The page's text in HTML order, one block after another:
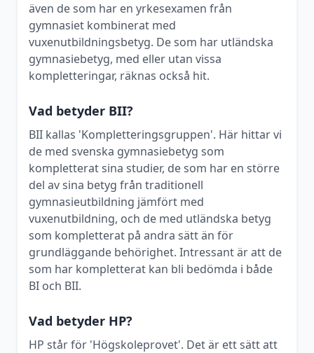
även de som har en yrkesexamen från
gymnasiet kombinerat med
vuxenutbildningsbetyg. De som har utländska
gymnasiebetyg, med eller utan vissa
kompletteringar, räknas också hit.
Vad betyder BII?
BII kallas 'Kompletteringsgruppen'. Här hittar vi
de med svenska gymnasiebetyg som
kompletterat sina studier, de som har en större
del av sina betyg från traditionell
gymnasieutbildning jämfört med
vuxenutbildning, och de med utländska betyg
som kompletterat på andra sätt än för
grundläggande behörighet. Intressant är att de
som har kompletterat kan bli bedömda i både
BI och BII.
Vad betyder HP?
HP står för 'Högskoleprovet'. Det är ett sätt att